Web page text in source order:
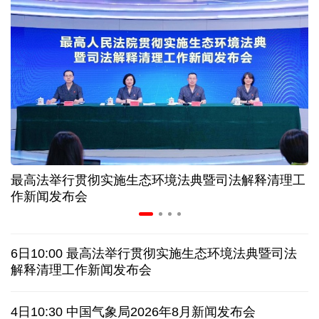
美媒:多场景低成本应用 中国让AI变得更具实用价值
上半年机械工业规上企业实现营业收入同比增长
6.5%
“零关税”实施100天 见证中非合作新气象
高温下用电负荷创新高 解码今夏的清凉底气
活力中国调研行丨弯道超车 如何“皖”美提速
伊朗：与阿曼“接近”达成协议但并不意味重开海峡
最高法举行贯彻实施生态环境法典暨司法解释清理工
作新闻发布会
6日10:00 最高法举行贯彻实施生态环境法典暨司法
解释清理工作新闻发布会
4日10:30 中国气象局2026年8月新闻发布会